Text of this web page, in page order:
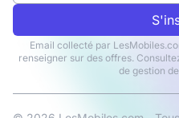
Email collecté par
renseigner sur des offres.
de gestion